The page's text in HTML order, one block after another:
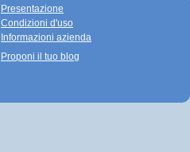
Presentazione
Condizioni d'uso
Informazioni azienda
Proponi il tuo blog